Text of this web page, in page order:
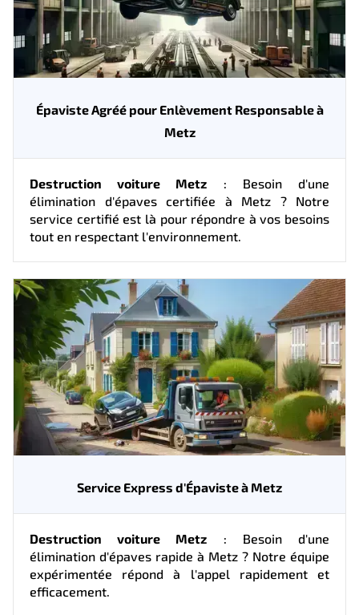
Épaviste Agréé pour Enlèvement Responsable à
Metz
Destruction voiture Metz : Besoin d'une
élimination d'épaves certifiée à Metz ? Notre
service certifié est là pour répondre à vos besoins
tout en respectant l'environnement.
Service Express d'Épaviste à Metz
Destruction voiture Metz : Besoin d'une
élimination d'épaves rapide à Metz ? Notre équipe
expérimentée répond à l'appel rapidement et
efficacement.